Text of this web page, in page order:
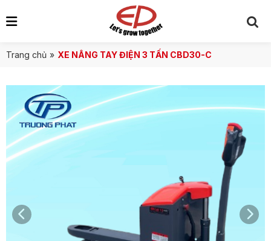
Trang chủ » XE NÂNG TAY ĐIỆN 3 TẤN CBD30-C